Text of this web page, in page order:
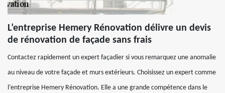
L’entreprise Hemery Rénovation délivre un devis
de rénovation de façade sans frais
Contactez rapidement un expert façadier si vous remarquez une anomalie
au niveau de votre façade et murs extérieurs. Choisissez un expert comme
l’entreprise Hemery Rénovation. Elle a une grande compétence dans le